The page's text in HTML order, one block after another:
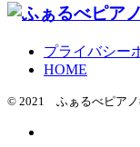
プライバシー
HOME
© 2021 ふぁるべピアノ